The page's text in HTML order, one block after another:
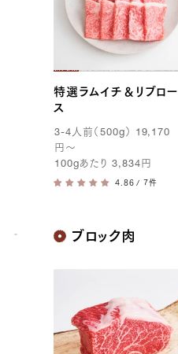
特選ラムイチ＆リブロー
ス
3-4人前（ 500g）
19,170
円 〜
100gあたり 3,834 円
/ 7件
神戸牛
ブロック肉